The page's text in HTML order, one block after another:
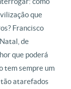
que
Francisco
de
que poderá
tem sempre um
atarefados